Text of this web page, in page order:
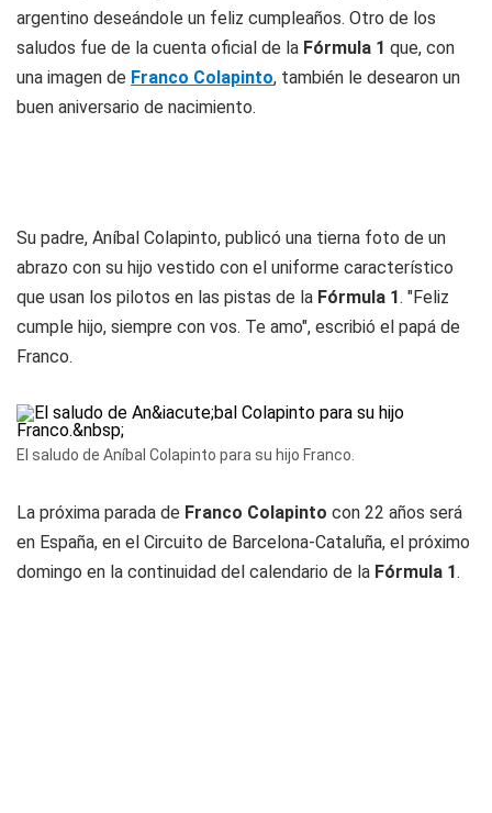
argentino deseándole un feliz cumpleaños. Otro de los
saludos fue de la cuenta oficial de la Fórmula 1 que, con
una imagen de Franco Colapinto, también le desearon un
buen aniversario de nacimiento.
Su padre, Aníbal Colapinto, publicó una tierna foto de un
abrazo con su hijo vestido con el uniforme característico
que usan los pilotos en las pistas de la Fórmula 1. "Feliz
cumple hijo, siempre con vos. Te amo", escribió el papá de
Franco.
El saludo de Aníbal Colapinto para su hijo Franco.
La próxima parada de Franco Colapinto con 22 años será
en España, en el Circuito de Barcelona-Cataluña, el próximo
domingo en la continuidad del calendario de la Fórmula 1.